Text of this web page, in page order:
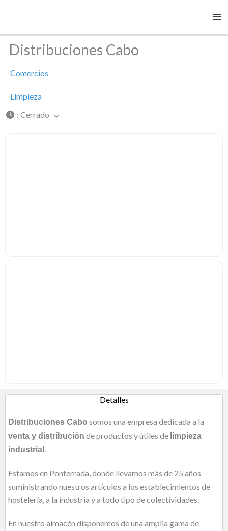
contenido
Distribuciones Cabo
Comercios
Limpieza
: Cerrado
Detalles
Distribuciones Cabo somos una empresa dedicada a la
venta y distribución de productos y útiles de limpieza
industrial .
Estamos en Ponferrada, donde llevamos más de 25 años
suministrando nuestros artículos a los establecimientos de
hostelería, a la industria y a todo tipo de colectividades.
En nuestro almacén disponemos de una amplia gama de